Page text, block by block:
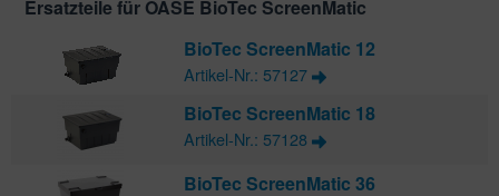
Ersatzteile für OASE BioTec ScreenMatic
BioTec ScreenMatic 12
Artikel-Nr.: 57127
BioTec ScreenMatic 18
Artikel-Nr.: 57128
BioTec ScreenMatic 36